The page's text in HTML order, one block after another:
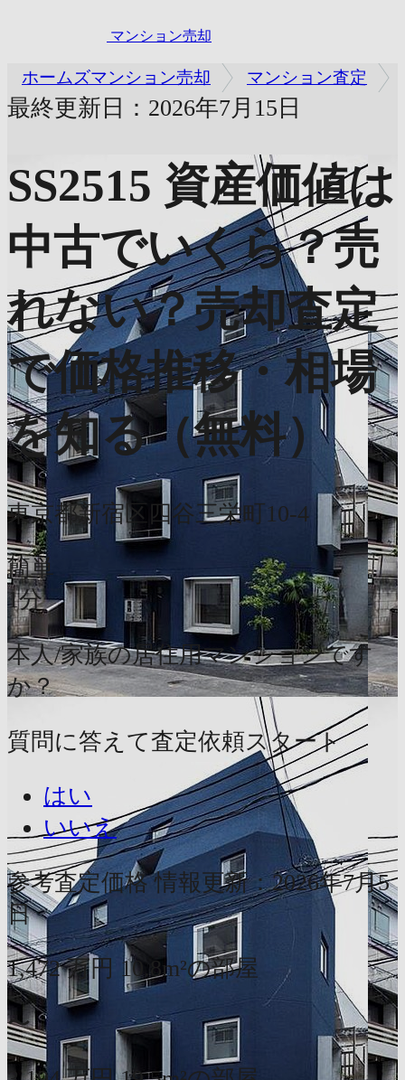
マンション売却
ホームズマンション売却 マンション査定
最終更新日：2026年7月15日
SS2515 資産価値は
中古でいくら？売
れない？売却査定
で価格推移・相場
を知る（無料）
東京都新宿区四谷三栄町10-4
簡単
1分
本人/家族の居住用マンションです
か？
質問に答えて査定依頼スタート
はい
いいえ
参考査定価格 情報更新：2026年7月5
日
1,472 万円 10.8m²の部屋
〜